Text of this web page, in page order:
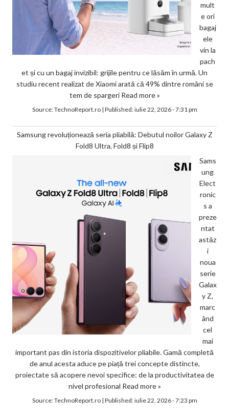
mult
e ori
bagaj
ele
vin la
pach
et și cu un bagaj invizibil: grijile pentru ce lăsăm în urmă. Un
studiu recent realizat de Xiaomi arată că 49% dintre români se
tem de spargeri Read more »
Source:TechnoReport.ro| Published:iulie 22, 2026 - 7:31 pm
Samsung revoluționează seria pliabilă: Debutul noilor Galaxy Z
Fold8 Ultra, Fold8 și Flip8
Sams
ung
Elect
ronic
s a
preze
ntat
astăz
i
noua
serie
Galax
y Z,
marc
ând
cel
mai
important pas din istoria dispozitivelor pliabile. Gamă completă
de anul acesta aduce pe piață trei concepte distincte,
proiectate să acopere nevoi specifice: de la productivitatea de
nivel profesional Read more »
Source:TechnoReport.ro| Published:iulie 22, 2026 - 7:23 pm